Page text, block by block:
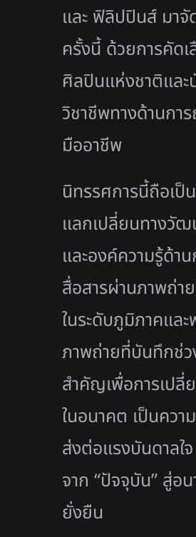
และ ฟิลิปปินส์ มาจั
ครั้งนี้ ด้วยการคัดเ
ศิลปินแห่งชาติและ
วิชาชีพทางด้านกา
มืออาชีพ
นิทรรศการนี้ถือเป็
แลกเปลี่ยนทางวั
และองค์ความรู้ด้า
สื่อสารผ่านภาพถ่
ในระดับภูมิภาคแล
ภาพถ่ายที่บันทึกช่ว
สำคัญเพื่อการเปลี่
ในอนาคต เป็นควา
ส่งต่อแรงบันดาลใจ
จาก “ปัจจุบัน” สู่อ
ยั่งยืน